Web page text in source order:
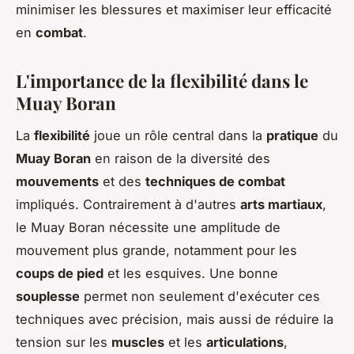
minimiser les blessures et maximiser leur efficacité
en combat.
L'importance de la flexibilité dans le
Muay Boran
La flexibilité joue un rôle central dans la pratique du
Muay Boran en raison de la diversité des
mouvements et des techniques de combat
impliqués. Contrairement à d'autres arts martiaux,
le Muay Boran nécessite une amplitude de
mouvement plus grande, notamment pour les
coups de pied et les esquives. Une bonne
souplesse permet non seulement d'exécuter ces
techniques avec précision, mais aussi de réduire la
tension sur les muscles et les articulations,